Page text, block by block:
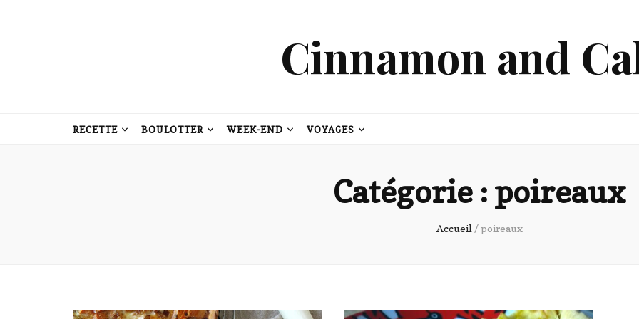
Cinnamon and
RECETTE BOULOTTER WEEK-END VOYAGES
Catégorie : poireaux
Accueil / poireaux